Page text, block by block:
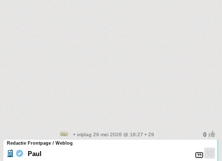
• vrijdag 29 mei 2026 @ 18:27 • 29
Redactie Frontpage / Weblog
Paul